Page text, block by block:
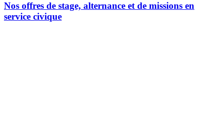
Nos offres de stage, alternance et de missions en
service civique